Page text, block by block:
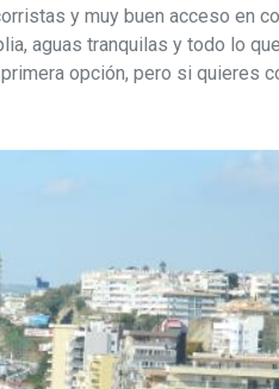
y muy buen acceso en
aguas tranquilas y todo lo
opción, pero si quieres